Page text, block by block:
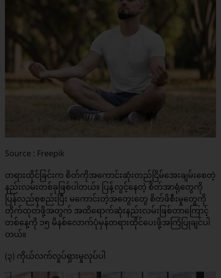
Source : Freepik
တရားထိုင်ခြင်းက စိတ်ကိုအကောင်းဆုံးတည်ငြိမ်အေးချမ်းစေတဲ့
နည်းလမ်းတစ်ခုဖြစ်ပါတယ်။ ပြန့်လွင့်နေတဲ့ စိတ်အာရုံတွေကို
ပြန်လည်စုစည်းပြီး မကောင်းတဲ့အတွေးတွေ စိတ်ဖိစီးမှုတွေကို
တိုက်ထုတ်ဖို့အတွက် အထိရောက်ဆုံးနည်းလမ်းဖြစ်တာကြောင့်
တစ်နေ့ကို ၁၅ မိနစ်လောက်ပုံမှန်တရားထိုင်ပေးဖို့အကြံပြုချင်ပါ
တယ်။
(၃) ကိုယ်လက်လှုပ်ရှားမှုလုပ်ပါ